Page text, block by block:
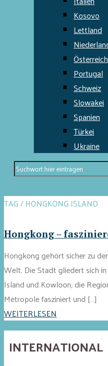
Kosovo
Lettland
Österreich
Portugal
Schweiz
Slowakei
Spanien
Türkei
Ukraine
TAG / HONGKONG ISLAND
Hongkong –
Hongkong gehört sicher zu
Welt. Die Stadt gliedert sich
Island und Kowloon, die
Metropole fasziniert und […]
WEITERLESEN
INTERNATIONAL